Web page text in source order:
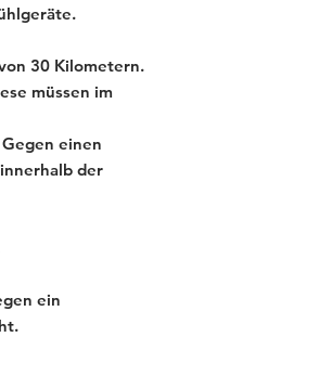
30 Kilometern.
müssen im
einen
der
ein